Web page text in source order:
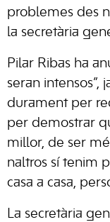
problemes des
la secretària
Pilar Ribas ha
seran intensos”,
durament per
per demostrar
millor, de ser
naltros sí tenim
casa a casa,
La secretària